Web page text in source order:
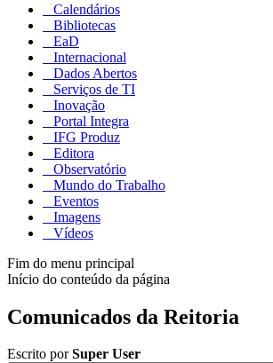
Calendários
Bibliotecas
EaD
Internacional
Dados Abertos
Serviços de TI
Inovação
Portal Integra
IFG Produz
Editora
Observatório
Mundo do Trabalho
Eventos
Imagens
Vídeos
Fim do menu principal
Início do conteúdo da página
Comunicados da Reitoria
Escrito porSuper User